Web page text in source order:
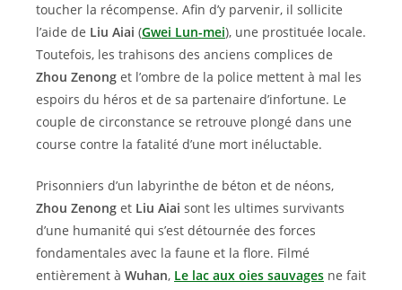
toucher la récompense. Afin d’y parvenir, il sollicite
l’aide de Liu Aiai (Gwei Lun-mei), une prostituée locale.
Toutefois, les trahisons des anciens complices de
Zhou Zenong et l’ombre de la police mettent à mal les
espoirs du héros et de sa partenaire d’infortune. Le
couple de circonstance se retrouve plongé dans une
course contre la fatalité d’une mort inéluctable.
Prisonniers d’un labyrinthe de béton et de néons,
Zhou Zenong et Liu Aiai sont les ultimes survivants
d’une humanité qui s’est détournée des forces
fondamentales avec la faune et la flore. Filmé
entièrement à Wuhan, Le lac aux oies sauvages ne fait